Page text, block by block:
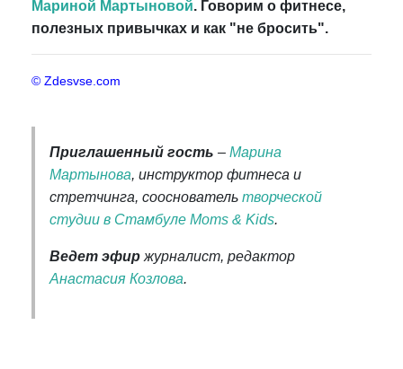
Мариной Мартыновой. Говорим о фитнесе,
полезных привычках и как "не бросить".
© Zdesvse.com
Приглашенный гость – Марина
Мартынова, инструктор фитнеса и
стретчинга, сооснователь творческой
студии в Стамбуле Moms & Kids.
Ведет эфир журналист, редактор
Анастасия Козлова.